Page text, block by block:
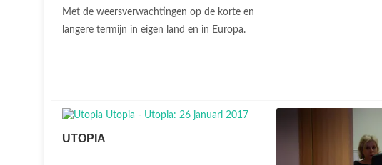
Met de weersverwachtingen op de korte en
langere termijn in eigen land en in Europa.
UTOPIA